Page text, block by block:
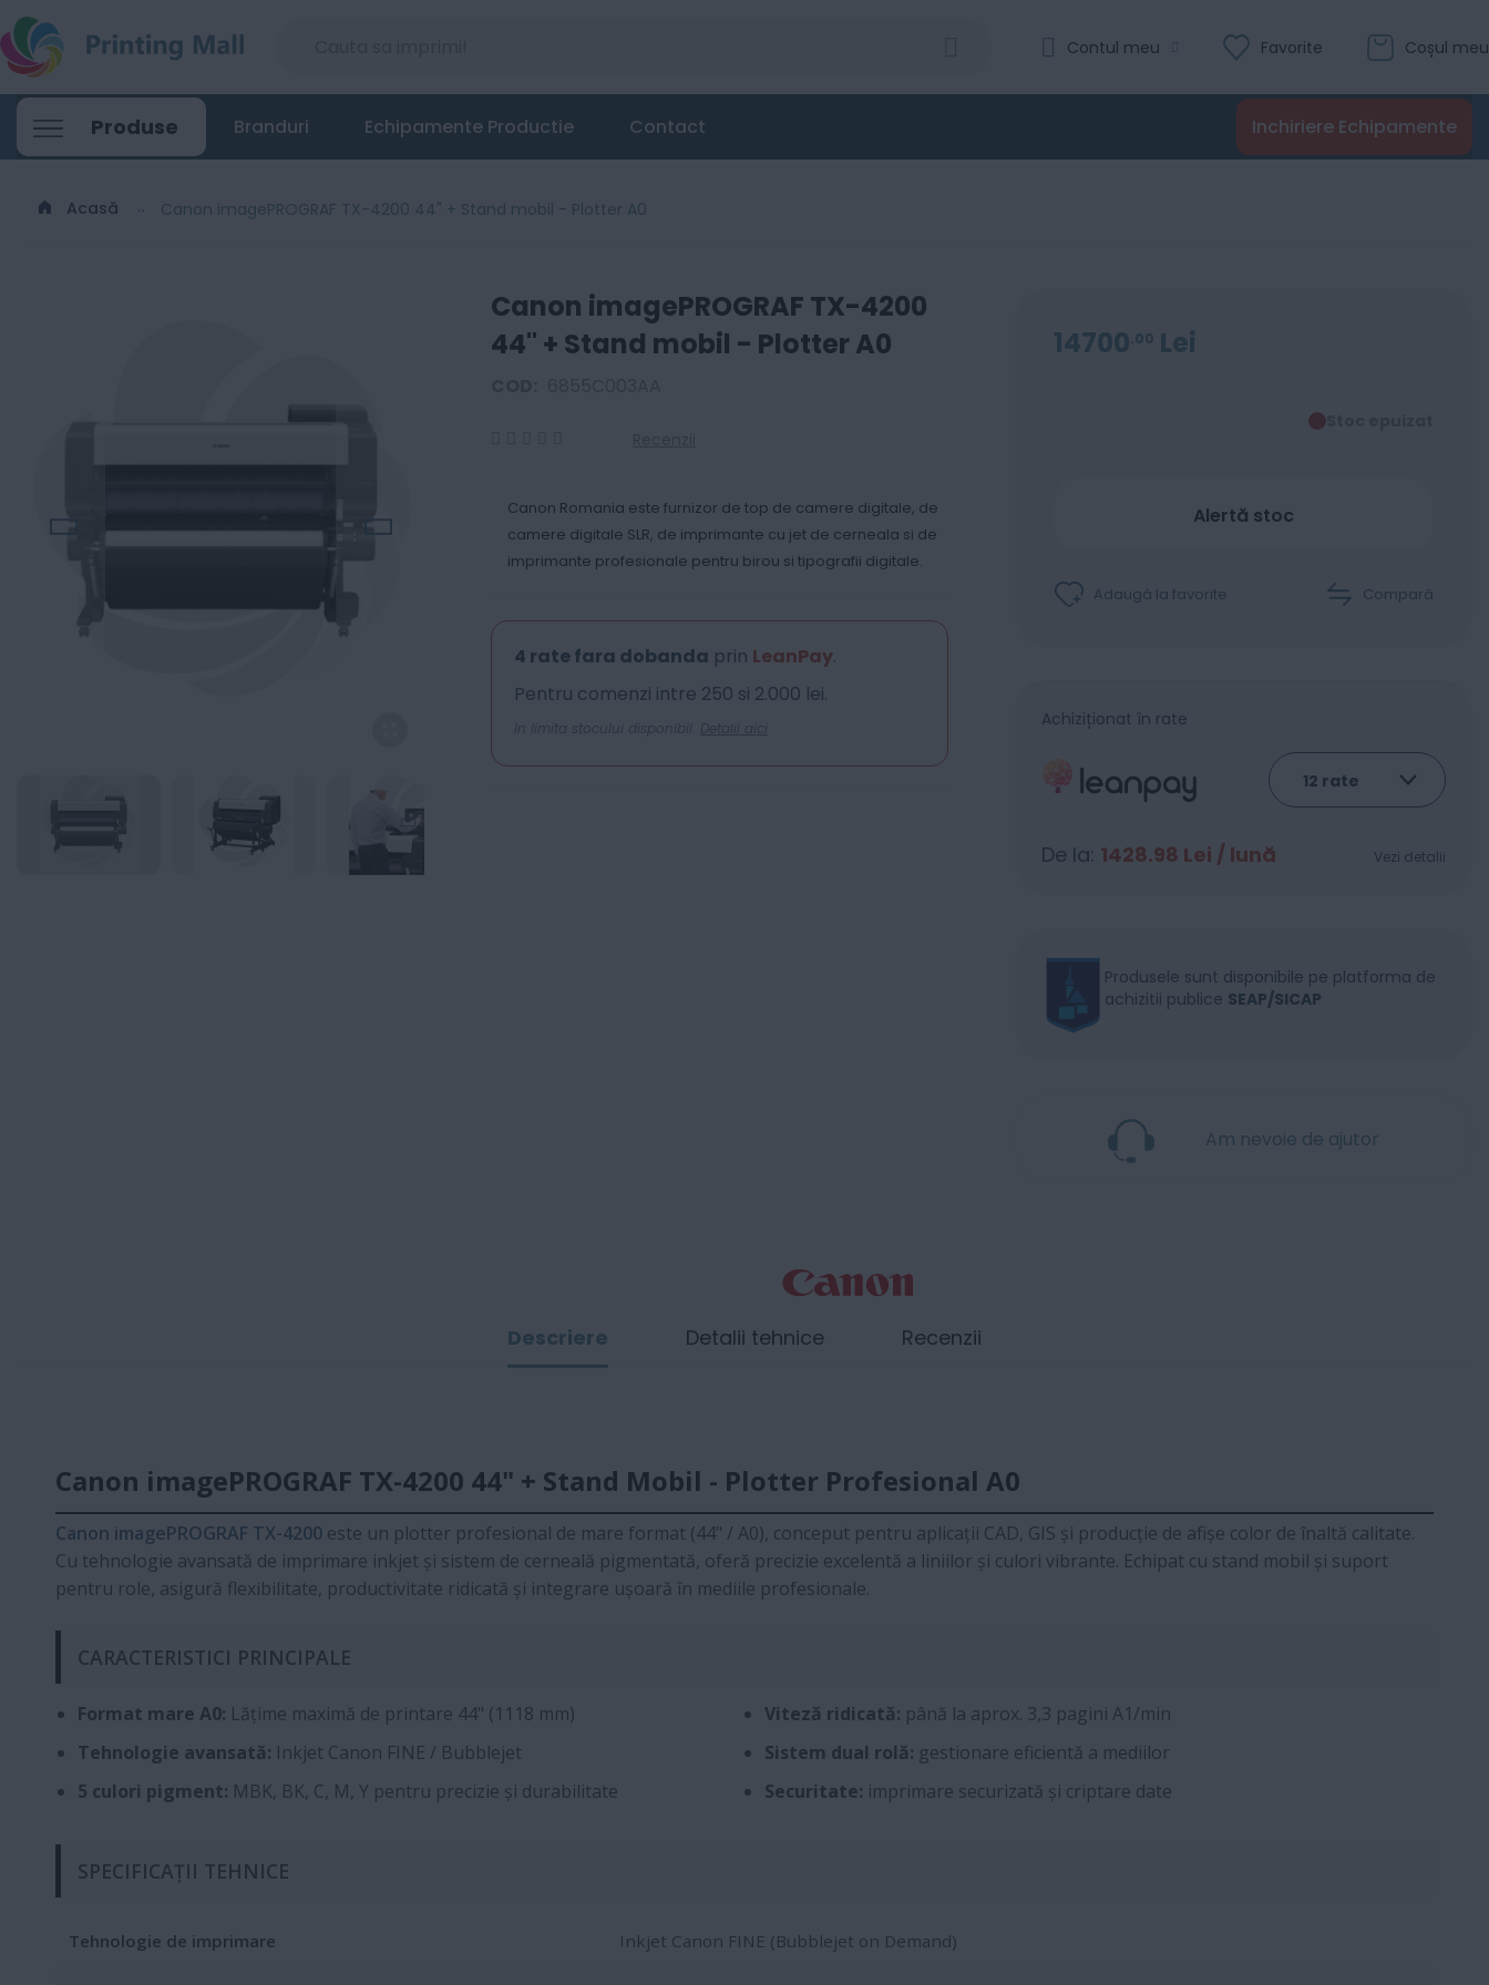
Coșul meu
Favorite
Contul meu
Produse Inchiriere Echipamente
Branduri Echipamente Productie Contact
Acasă Canon imagePROGRAF TX-4200 44" + Stand mobil - Plotter A0
Canon imagePROGRAF TX-4200
44" + Stand mobil - Plotter A0
Canon Romania este furnizor de top de camere digitale, de
camere digitale SLR, de imprimante cu jet de cerneala si de
imprimante profesionale pentru birou si tipografii digitale.
4 rate fara dobanda prin LeanPay.
Pentru comenzi intre 250 si 2.000 lei.
In limita stocului disponibil. Detalii aici
14700 00 Lei
Stoc epuizat
Alertă stoc
Adaugă la favorite Compară
Achiziționat în rate
De la: 1428.98 Lei / lună Vezi detalii
Produsele sunt disponibile pe platforma de
achizitii publice SEAP/SICAP
Am nevoie de ajutor
Descriere
Canon imagePROGRAF TX-4200 44" + Stand Mobil - Plotter Profesional A0
Canon imagePROGRAF TX-4200 este un plotter profesional de mare format (44" / A0), conceput pentru aplicații CAD, GIS și producție de afișe color de înaltă calitate.
Cu tehnologie avansată de imprimare inkjet și sistem de cerneală pigmentată, oferă precizie excelentă a liniilor și culori vibrante. Echipat cu stand mobil și suport
pentru role, asigură flexibilitate, productivitate ridicată și integrare ușoară în mediile profesionale.
CARACTERISTICI PRINCIPALE
Format mare A0: Lățime maximă de printare 44" (1118 mm)
Tehnologie avansată: Inkjet Canon FINE / Bubblejet
5 culori pigment: MBK, BK, C, M, Y pentru precizie și durabilitate
Viteză ridicată: până la aprox. 3,3 pagini A1/min
Sistem dual rolă: gestionare eficientă a mediilor
Securitate: imprimare securizată și criptare date
SPECIFICAȚII TEHNICE
Tehnologie de imprimare Inkjet Canon FINE (Bubblejet on Demand)
Detalii tehnice Recenzii